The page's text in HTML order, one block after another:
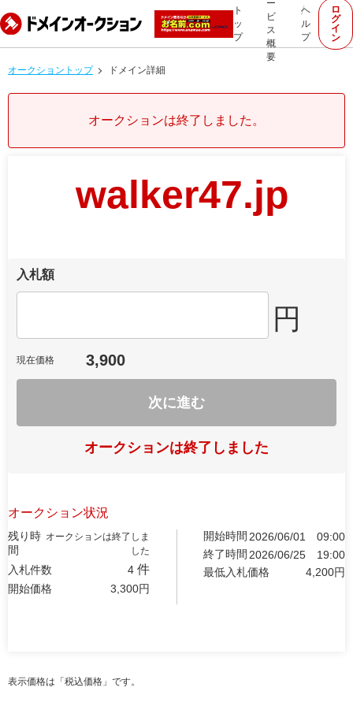
ト
ッ
プ
ー
ビ
ス
概
要
ヘ
ル
プ
ロ
グ
イ
ン
オークショントップ ドメイン詳細
オークションは終了しました。
walker47.jp
入札額
円
現在価格 3,900
次に進む
オークションは終了しました
オークション状況
残り時
間
オークションは終了しま
した
入札件数 4 件
開始価格 3,300円
開始時間 2026/06/01
09:00
終了時間 2026/06/25
19:00
最低入札価格
4,200円
表示価格は「税込価格」です。